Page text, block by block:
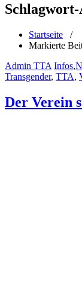
Startseite /
Markierte
Admin TTA Infos,
Transgender, TTA,
Der Verein